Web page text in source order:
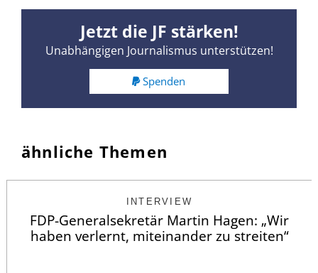
Jetzt die JF stärken!
Unabhängigen Journalismus unterstützen!
Spenden
ähnliche Themen
INTERVIEW
FDP-Generalsekretär Martin Hagen: „Wir
haben verlernt, miteinander zu streiten“